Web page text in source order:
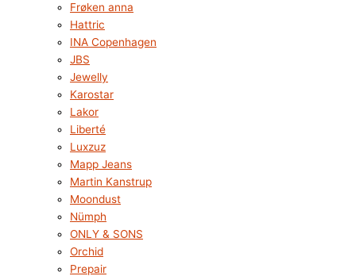
Frøken anna
Hattric
INA Copenhagen
JBS
Jewelly
Karostar
Lakor
Liberté
Luxzuz
Mapp Jeans
Martin Kanstrup
Moondust
Nümph
ONLY & SONS
Orchid
Prepair